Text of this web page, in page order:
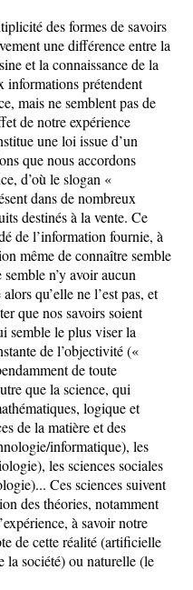
des formes de savoirs
une différence entre la
et la connaissance de la
informations prétendent
mais ne semblent pas de
de notre expérience
une loi issue d’un
que nous accordons
d’où le slogan «
dans de nombreux
destinés à la vente. Ce
de l’information fournie, à
même de connaître semble
n’y avoir aucun
qu’elle ne l’est pas, et
que nos savoirs soient
semble le plus viser la
de l’objectivité («
de toute
que la science, qui
logique et
de la matière et des
informatique), les
les sciences sociales
Ces sciences suivent
des théories, notamment
à savoir notre
de cette réalité (artificielle
la société) ou naturelle (le